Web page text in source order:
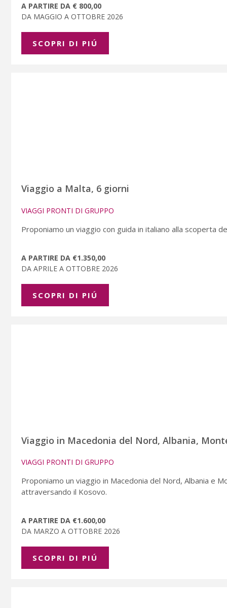
A PARTIRE DA € 800,00
DA MAGGIO A OTTOBRE 2026
SCOPRI DI PIÚ
Viaggio a Malta, 6 giorni
VIAGGI PRONTI DI GRUPPO
Proponiamo un viaggio con guida in italiano alla scoperta
A PARTIRE DA €1.350,00
DA APRILE A OTTOBRE 2026
SCOPRI DI PIÚ
Viaggio in Macedonia del Nord, Albania,
VIAGGI PRONTI DI GRUPPO
Proponiamo un viaggio in Macedonia del Nord, Albania e
attraversando il Kosovo.
A PARTIRE DA €1.600,00
DA MARZO A OTTOBRE 2026
SCOPRI DI PIÚ